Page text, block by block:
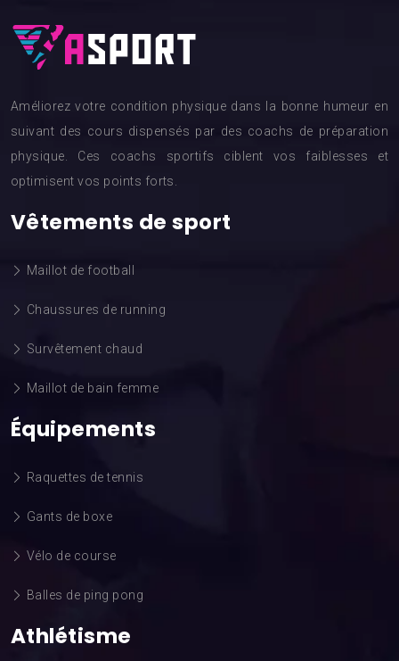
Améliorez votre condition physique dans la bonne humeur en
suivant des cours dispensés par des coachs de préparation
physique. Ces coachs sportifs ciblent vos faiblesses et
optimisent vos points forts.
Vêtements de sport
Maillot de football
Chaussures de running
Survêtement chaud
Maillot de bain femme
Équipements
Raquettes de tennis
Gants de boxe
Vélo de course
Balles de ping pong
Athlétisme